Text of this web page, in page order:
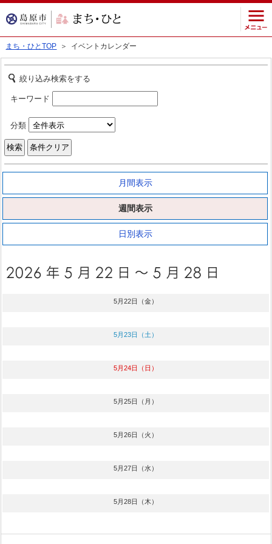
まち・ひとTOP ＞ イベントカレンダー
絞り込み検索をする
キーワード
分類
月間表示
週間表示
日別表示
5月22日（金）
5月23日（土）
5月24日（日）
5月25日（月）
5月26日（火）
5月27日（水）
5月28日（木）